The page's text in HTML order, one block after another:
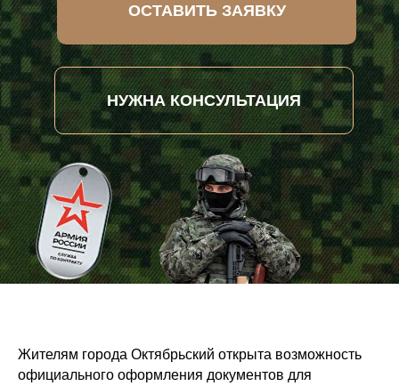
ОСТАВИТЬ ЗАЯВКУ
НУЖНА КОНСУЛЬТАЦИЯ
Жителям города Октябрьский открыта возможность
официального оформления документов для